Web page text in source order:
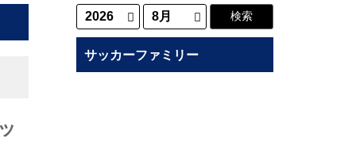
サッカーファミリー